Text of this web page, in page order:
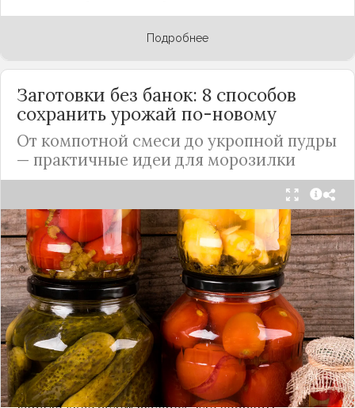
Подробнее
Заготовки без банок: 8 способов
сохранить урожай по-новому
От компотной смеси до укропной пудры
— практичные идеи для морозилки
Каждый год, когда приходит пора богатого
урожая, я стараюсь сохранить максимум летних
витаминов. Закатки в банки — это, безусловно,
классика, которая никуда не уходит из нашей
жизни. Но современный подход к хранению
продуктов показывает, что есть и более простые,
быстрые и удобные способы.
Сегодня я делюсь своими любимыми рецептами
без банок и долгих стерилизаций. Подробнее и с
пошаговыми инструкциями их можно найти на